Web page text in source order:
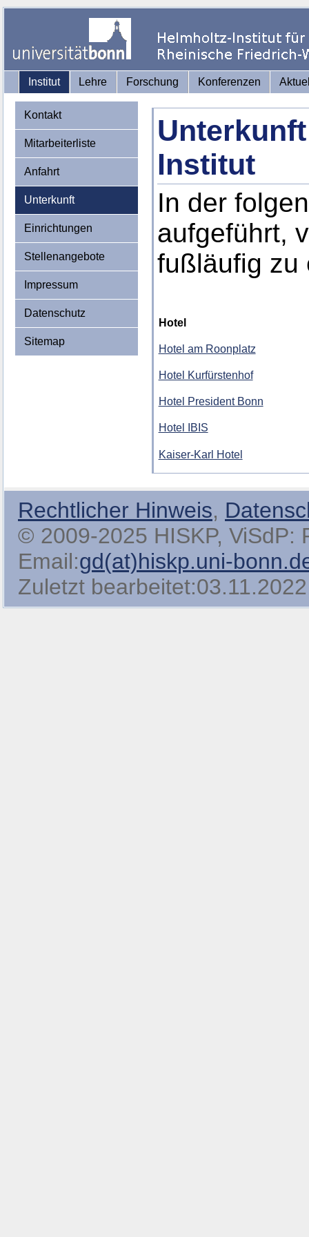
Institut Lehre Forschung Konferenzen
Kontakt
Mitarbeiterliste
Anfahrt
Unterkunft
Einrichtungen
Stellenangebote
Impressum
Datenschutz
Sitemap
Institut
In der
aufgeführt,
fußläufig zu
Hotel
Hotel am Roonplatz
Hotel Kurfürstenhof
Hotel President Bonn
Hotel IBIS
Kaiser-Karl Hotel
Rechtlicher Hinweis,
© 2009-2025 HISKP, ViSdP:
Email:gd(at)hiskp.uni-
Zuletzt